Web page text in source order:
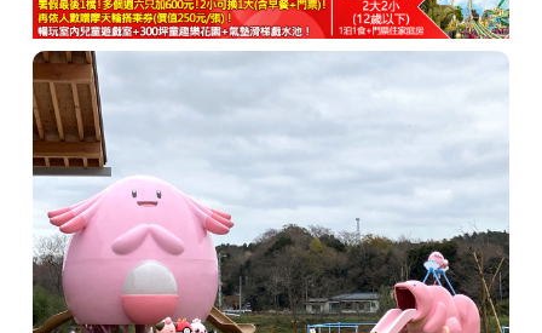
推薦景點
討論區
聯絡我們
APP下載